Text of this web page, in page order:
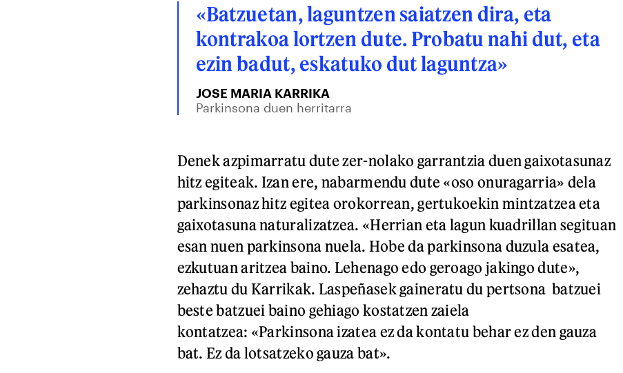
«Batzuetan, laguntzen saiatzen dira, eta
kontrakoa lortzen dute. Probatu nahi dut, eta
ezin badut, eskatuko dut laguntza»
JOSE MARIA KARRIKA
Parkinsona duen herritarra
Denek azpimarratu dute zer-nolako garrantzia duen gaixotasunaz
hitz egiteak. Izan ere, nabarmendu dute «oso onuragarria» dela
parkinsonaz hitz egitea orokorrean, gertukoekin mintzatzea eta
gaixotasuna naturalizatzea. «Herrian eta lagun kuadrillan segituan
esan nuen parkinsona nuela. Hobe da parkinsona duzula esatea,
ezkutuan aritzea baino. Lehenago edo geroago jakingo dute»,
zehaztu du Karrikak. Laspeñasek gaineratu du pertsona batzuei
beste batzuei baino gehiago kostatzen zaiela
kontatzea: «Parkinsona izatea ez da kontatu behar ez den gauza
bat. Ez da lotsatzeko gauza bat».